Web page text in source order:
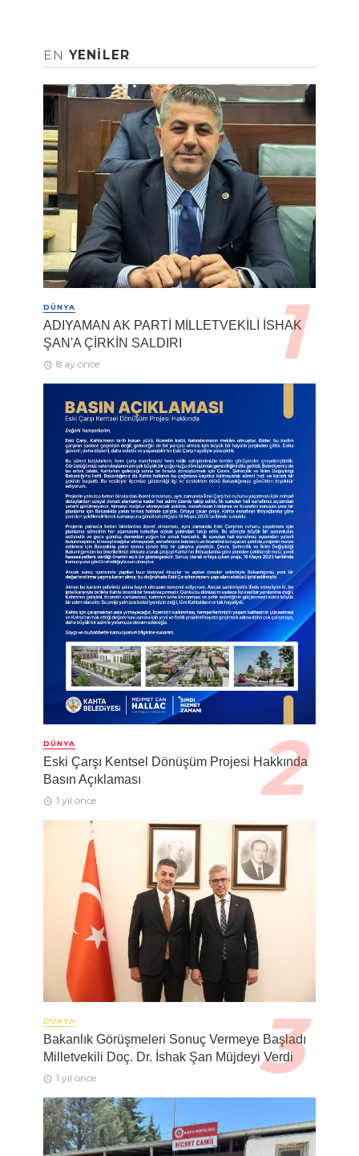
EN YENILER
DÜNYA
ADIYAMAN AK PARTİ MİLLETVEKİLİ İSHAK
ŞAN'A ÇİRKİN SALDIRI
8 ay önce
DÜNYA
Eski Çarşı Kentsel Dönüşüm Projesi Hakkında
Basın Açıklaması
1 yıl önce
DÜNYA
Bakanlık Görüşmeleri Sonuç Vermeye Başladı
Milletvekili Doç. Dr. İshak Şan Müjdeyi Verdi
1 yıl önce